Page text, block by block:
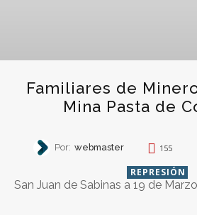
Familiares de
Mina Pasta de
Por: webmaster 155
REPRESIÓN
San Juan de Sabinas a 19 de